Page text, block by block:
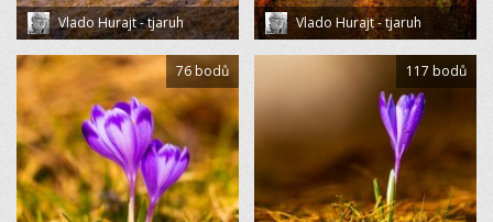
Vlado Hurajt - tjaruh Vlado Hurajt - tjaruh
76 bodů 117 bodů